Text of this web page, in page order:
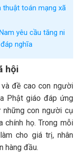
toán mạng xã
yêu cầu tăng ni
nghĩa
hội
đề cao con người
Phật giáo đáp ứng
con người cụ
chính họ. Trong mỗi
cho giá trị, nhân
hàng đầu.